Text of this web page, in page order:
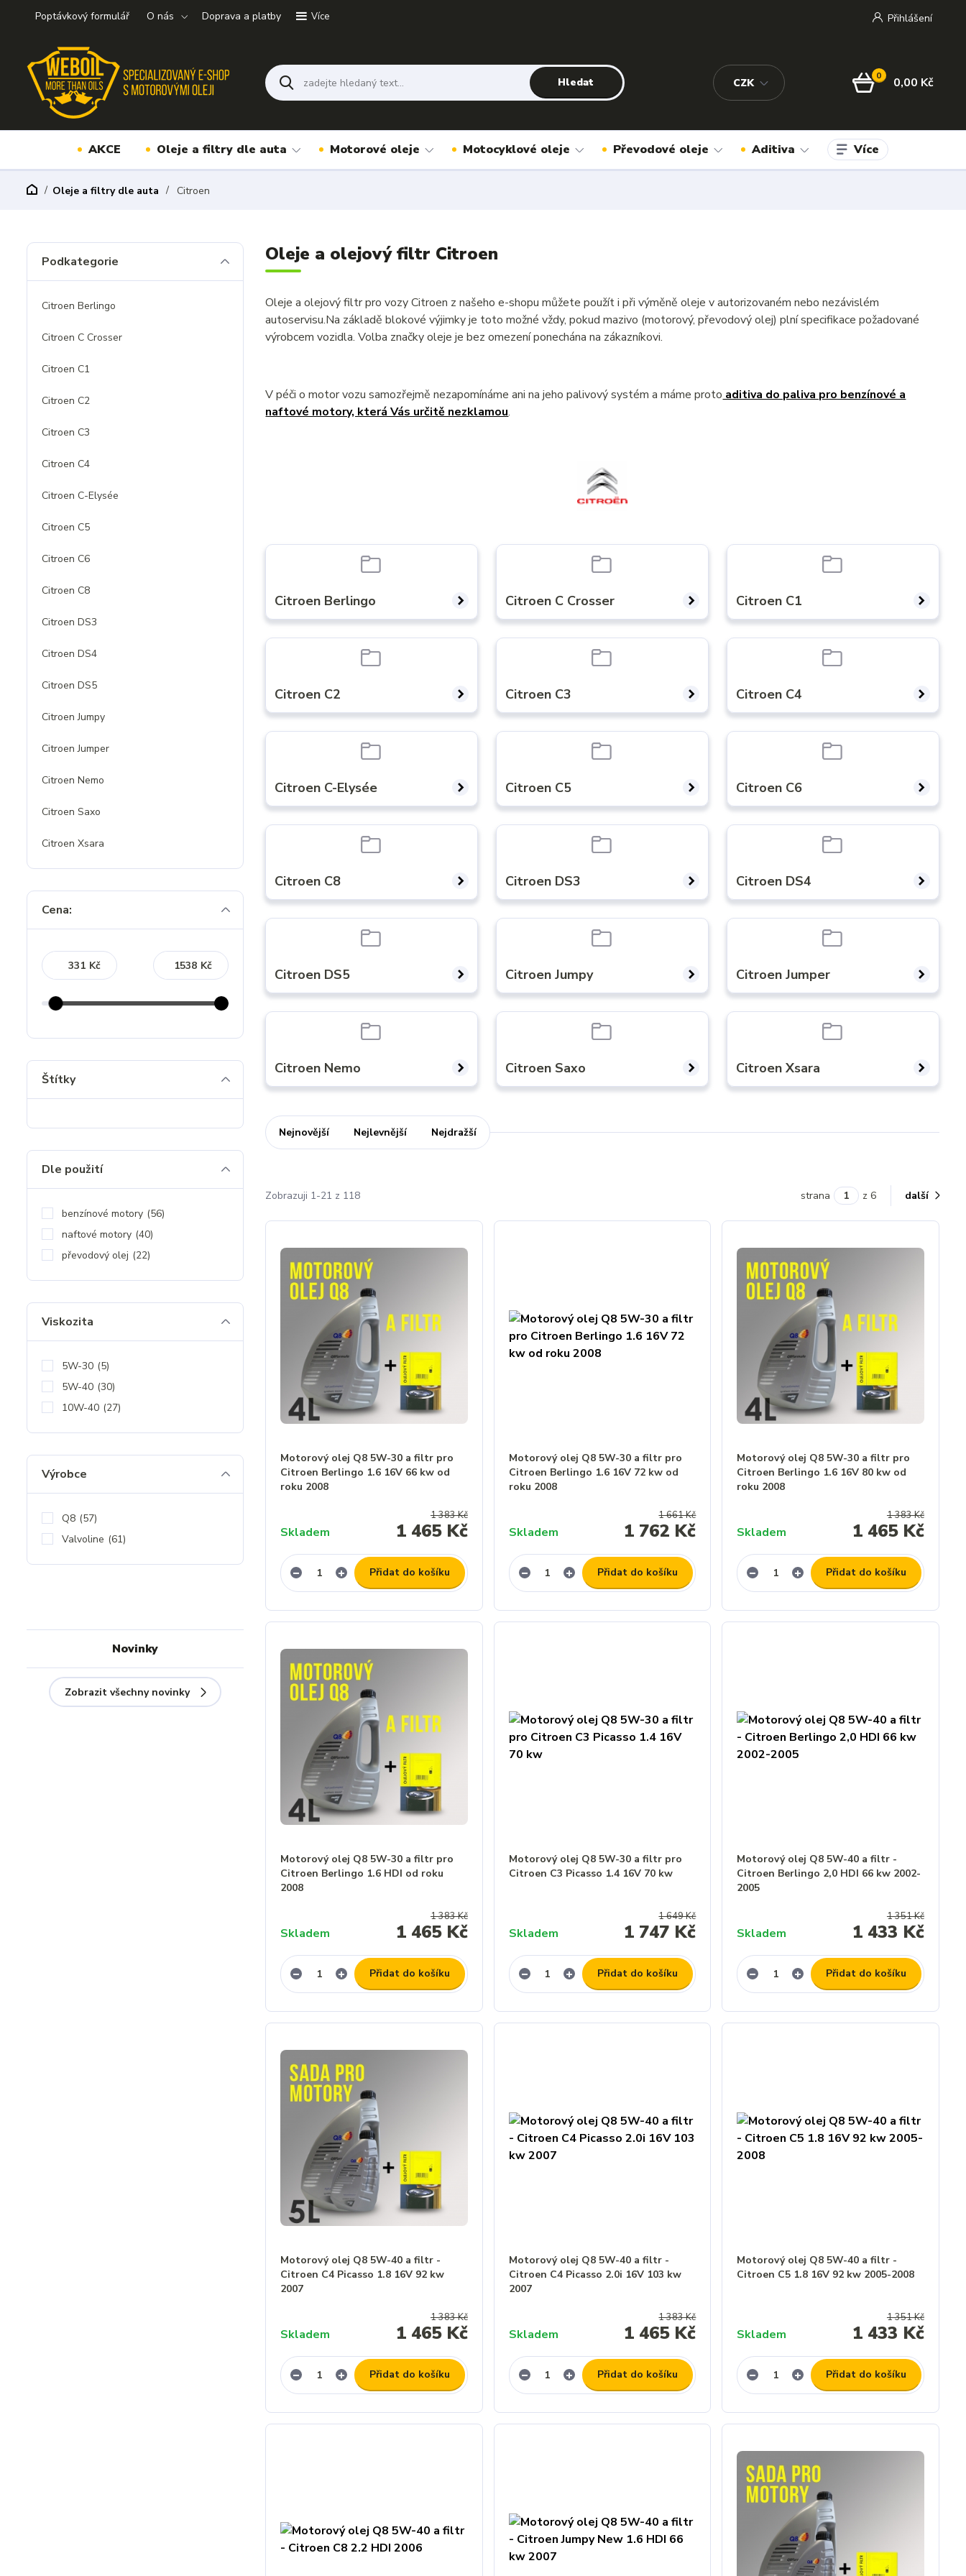
Poptávkový formulář O nás Doprava a platby Více
CZK
Přihlášení
Hledat 0 0,00 Kč
AKCE Oleje a filtry dle auta Motorové oleje Motocyklové oleje Převodové oleje Aditiva Více
Oleje a filtry dle auta Citroen
Oleje a olejový filtr Citroen
Oleje a olejový filtr pro vozy Citroen z našeho e-shopu můžete použít i při výměně oleje v autorizovaném nebo nezávislém
autoservisu.Na základě blokové výjimky je toto možné vždy, pokud mazivo (motorový, převodový olej) plní specifikace požadované
výrobcem vozidla. Volba značky oleje je bez omezení ponechána na zákazníkovi.
V péči o motor vozu samozřejmě nezapomínáme ani na jeho palivový systém a máme proto aditiva do paliva pro benzínové a
naftové motory, která Vás určitě nezklamou.
Citroen Berlingo Citroen C Crosser Citroen C1
Citroen C2 Citroen C3 Citroen C4
Citroen C-Elysée Citroen C5 Citroen C6
Citroen C8 Citroen DS3 Citroen DS4
Citroen DS5 Citroen Jumpy Citroen Jumper
Citroen Nemo Citroen Saxo Citroen Xsara
Nejnovější Nejlevnější Nejdražší
Zobrazuji 1-21 z 118 strana z 6 další
Motorový olej Q8 5W-30 a filtr pro
Citroen Berlingo 1.6 16V 66 kw od
roku 2008
1 383 Kč
1 465 Kč
Skladem
Přidat do košíku
Motorový olej Q8 5W-30 a filtr pro
Citroen Berlingo 1.6 16V 72 kw od
roku 2008
1 661 Kč
1 762 Kč
Skladem
Přidat do košíku
Motorový olej Q8 5W-30 a filtr pro
Citroen Berlingo 1.6 16V 80 kw od
roku 2008
1 383 Kč
1 465 Kč
Skladem
Přidat do košíku
Motorový olej Q8 5W-30 a filtr pro
Citroen Berlingo 1.6 HDI od roku
2008
1 383 Kč
1 465 Kč
Skladem
Přidat do košíku
Motorový olej Q8 5W-30 a filtr pro
Citroen C3 Picasso 1.4 16V 70 kw
1 649 Kč
1 747 Kč
Skladem
Přidat do košíku
Motorový olej Q8 5W-40 a filtr -
Citroen Berlingo 2,0 HDI 66 kw 2002-
2005
1 351 Kč
1 433 Kč
Skladem
Přidat do košíku
Motorový olej Q8 5W-40 a filtr -
Citroen C4 Picasso 1.8 16V 92 kw
2007
1 383 Kč
1 465 Kč
Skladem
Přidat do košíku
Motorový olej Q8 5W-40 a filtr -
Citroen C4 Picasso 2.0i 16V 103 kw
2007
1 383 Kč
1 465 Kč
Skladem
Přidat do košíku
Motorový olej Q8 5W-40 a filtr -
Citroen C5 1.8 16V 92 kw 2005-2008
1 351 Kč
1 433 Kč
Skladem
Přidat do košíku
Podkategorie
Citroen Berlingo
Citroen C Crosser
Citroen C1
Citroen C2
Citroen C3
Citroen C4
Citroen C-Elysée
Citroen C5
Citroen C6
Citroen C8
Citroen DS3
Citroen DS4
Citroen DS5
Citroen Jumpy
Citroen Jumper
Citroen Nemo
Citroen Saxo
Citroen Xsara
Cena:
Kč Kč
Štítky
Dle použití
benzínové motory (56)
naftové motory (40)
převodový olej (22)
Viskozita
5W-30 (5)
5W-40 (30)
10W-40 (27)
Výrobce
Q8 (57)
Valvoline (61)
Novinky
Zobrazit všechny novinky